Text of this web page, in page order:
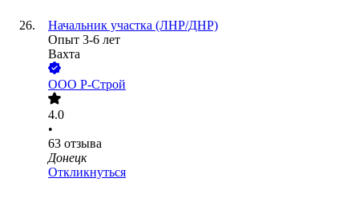
Начальник участка (ЛНР/ДНР)
Опыт 3-6 лет
Вахта
ООО Р-Строй
4.0
•
63 отзыва
Донецк
Откликнуться